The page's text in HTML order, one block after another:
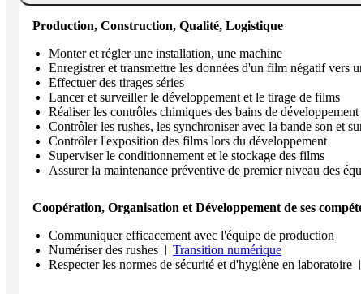
Production, Construction, Qualité, Logistique
Monter et régler une installation, une machine
Enregistrer et transmettre les données d'un film négatif vers
Effectuer des tirages séries
Lancer et surveiller le développement et le tirage de films
Réaliser les contrôles chimiques des bains de
Contrôler les rushes, les synchroniser avec la bande son et
Contrôler l'exposition des films lors du développement
Superviser le conditionnement et le stockage des films
Assurer la maintenance préventive de premier niveau des
Coopération, Organisation et Développement de ses
Communiquer efficacement avec l'équipe de production
Numériser des rushes
Transition numérique
Respecter les normes de sécurité et d'hygiène en laboratoire